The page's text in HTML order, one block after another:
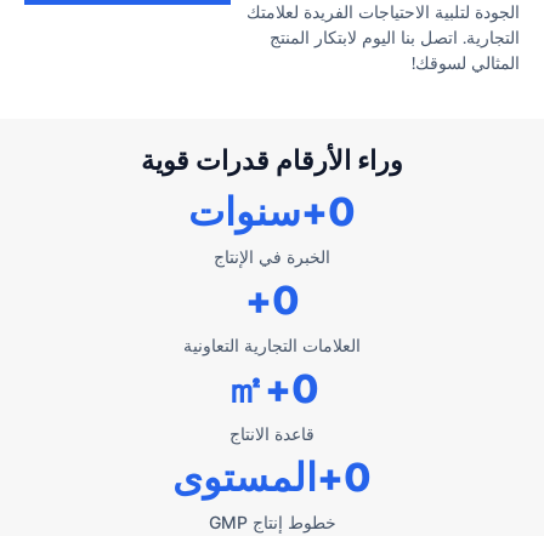
الجودة لتلبية الاحتياجات الفريدة لعلامتك
التجارية. اتصل بنا اليوم لابتكار المنتج
المثالي لسوقك!
وراء الأرقام قدرات قوية
الخبرة في الإنتاج
0+سنوات
العلامات التجارية التعاونية
0
+
قاعدة الانتاج
0
+㎡
خطوط إنتاج GMP
0+المستوى